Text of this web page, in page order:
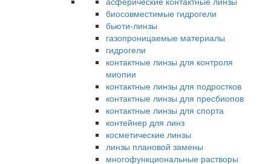
биосовместимые гидрогели
бьюти-линзы
газопроницаемые материалы
гидрогели
контактные линзы для контроля
миопии
контактные линзы для подростков
контактные линзы для пресбиопов
контактные линзы для спорта
контейнер для линз
косметические линзы
линзы плановой замены
многофункциональные растворы